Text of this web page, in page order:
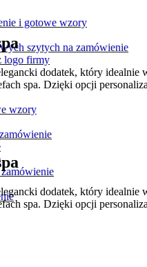
i gotowe wzory
szytych na zamówienie
logo firmy
wzory
dodatek, który
spa. Dzięki opcji
dodatek, który
spa. Dzięki opcji